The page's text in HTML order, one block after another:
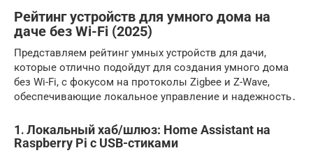
Рейтинг устройств для умного дома на
даче без Wi-Fi (2025)
Представляем рейтинг умных устройств для дачи,
которые отлично подойдут для создания умного дома
без Wi-Fi, с фокусом на протоколы Zigbee и Z-Wave,
обеспечивающие локальное управление и надежность․
1․ Локальный хаб/шлюз: Home Assistant на
Raspberry Pi с USB-стиками